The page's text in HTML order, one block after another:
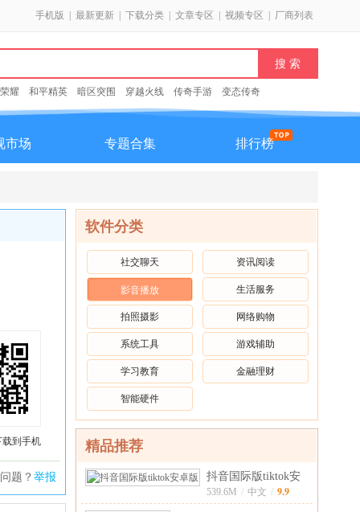
手机版 最新更新 下载分类 文章专区 视频专区 厂商列表
耀 和平精英 暗区突围 穿越火线 传奇手游 变态传奇
市场 专题合集 排行榜
题？ 举报
载到手机
软件分类
社交聊天 资讯阅读
影音播放 生活服务
拍照摄影 网络购物
系统工具 游戏辅助
学习教育 金融理财
智能硬件
精品推荐
抖音国际版tiktok安
卓版45.7.3
539.6M / 中文 / 9.9